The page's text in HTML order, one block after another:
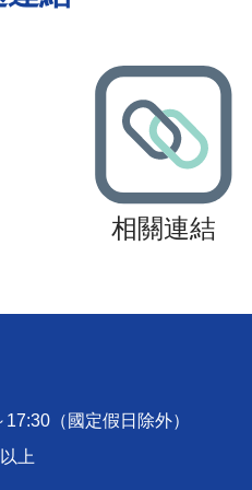
相關連結
（國定假日除外）
上